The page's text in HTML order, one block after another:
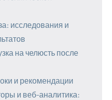
исследования и
на челюсть после
и рекомендации
и веб-аналитика: